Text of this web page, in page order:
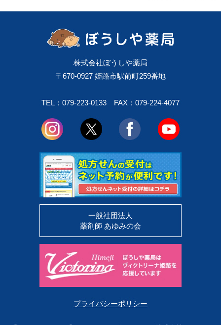
株式会社ぼうしや薬局
〒670-0927 姫路市駅前町259番地
TEL：079-223-0133 FAX：079-224-4077
一般社団法人
薬剤師 あゆみの会
プライバシーポリシー